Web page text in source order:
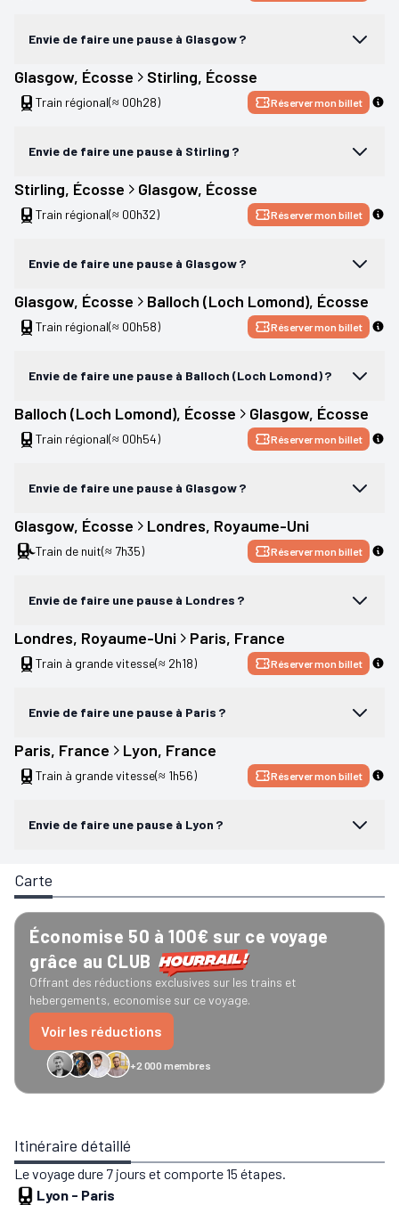
Envie de faire une pause à Glasgow ?
Glasgow, Écosse Stirling, Écosse
Train régional(≈ 00h28) Réserver mon billet
Envie de faire une pause à Stirling ?
Stirling, Écosse Glasgow, Écosse
Train régional(≈ 00h32) Réserver mon billet
Envie de faire une pause à Glasgow ?
Glasgow, Écosse Balloch (Loch Lomond), Écosse
Train régional(≈ 00h58) Réserver mon billet
Envie de faire une pause à Balloch (Loch Lomond) ?
Balloch (Loch Lomond), Écosse Glasgow, Écosse
Train régional(≈ 00h54) Réserver mon billet
Envie de faire une pause à Glasgow ?
Glasgow, Écosse Londres, Royaume-Uni
Train de nuit(≈ 7h35) Réserver mon billet
Envie de faire une pause à Londres ?
Londres, Royaume-Uni Paris, France
Train à grande vitesse(≈ 2h18) Réserver mon billet
Envie de faire une pause à Paris ?
Paris, France Lyon, France
Train à grande vitesse(≈ 1h56) Réserver mon billet
Envie de faire une pause à Lyon ?
Carte
Économise 50 à 100€ sur ce voyage
grâce au CLUB
Offrant des réductions exclusives sur les trains et
hebergements, economise sur ce voyage.
Voir les réductions
+2 000 membres
GreenGo Caledonian
Itinéraire détaillé
Le voyage dure 7 jours et comporte 15 étapes.
Lyon - Paris